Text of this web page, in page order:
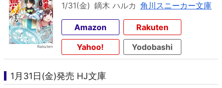
1/31(金) 鏑木 ハルカ 角川スニーカー文庫
Amazon
Rakuten
Yahoo!
Yodobashi
1月31日(金)発売 HJ文庫